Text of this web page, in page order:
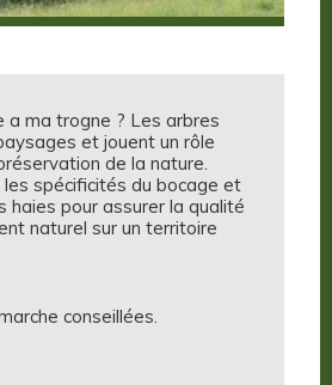
a ma trogne ? Les arbres
et jouent un rôle
de la nature.
spécificités du bocage et
haies pour assurer la qualité
naturel sur un territoire
conseillées.